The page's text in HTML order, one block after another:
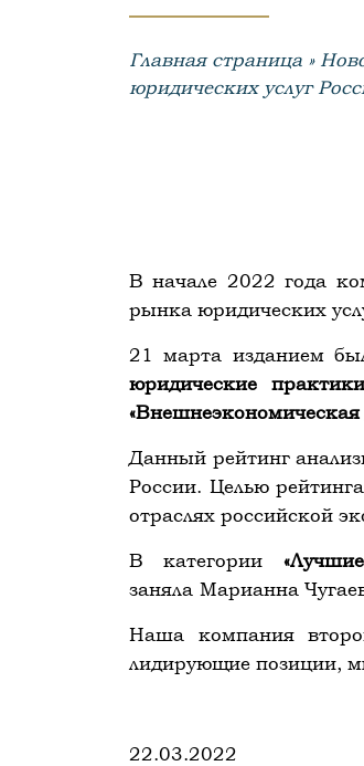
Главная страница »
юридических услуг
В начале 2022 года
рынка юридических
21 марта изданием
юридические
«Внешнеэкономическая
Данный рейтинг
России. Целью
отраслях российской
В категории
заняла Марианна
Наша компания
лидирующие позиции,
22.03.2022